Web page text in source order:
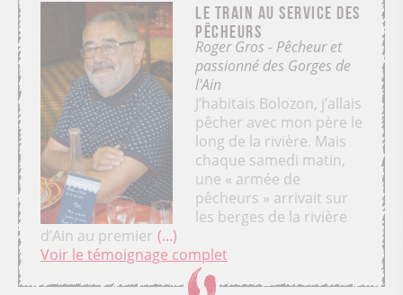
Le train au service des
pêcheurs
Roger Gros - Pêcheur et
passionné des Gorges de
l'Ain
J’habitais Bolozon, j’allais
pêcher avec mon père le
long de la rivière. Mais
chaque samedi matin,
une « armée de
pêcheurs » arrivait sur
les berges de la rivière
d’Ain au premier ...
Voir le témoignage complet